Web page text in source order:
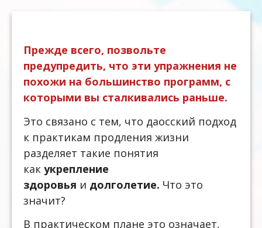
Прежде всего, позвольте
предупредить, что эти упражнения не
похожи на большинство программ, с
которыми вы сталкивались раньше.
Это связано с тем, что даосский подход
к практикам продления жизни
разделяет такие понятия
как укрепление
здоровья и долголетие. Что это
значит?
В практическом плане это означает,